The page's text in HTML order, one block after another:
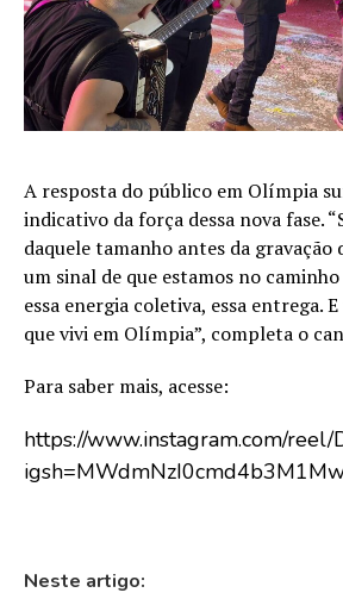
A resposta do público em Olímpia
indicativo da força dessa nova fase.
daquele tamanho antes da gravação
um sinal de que estamos no
essa energia coletiva, essa entrega.
que vivi em Olímpia”, completa o
Para saber mais, acesse:
https://www.instagram.com/reel/
Neste artigo: